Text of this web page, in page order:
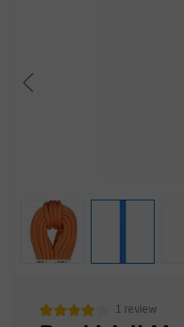
1 review